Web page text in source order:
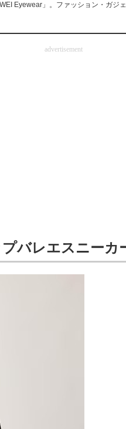
Eyewear」。ファッション・ガジ
advertisement
バレエスニーカ